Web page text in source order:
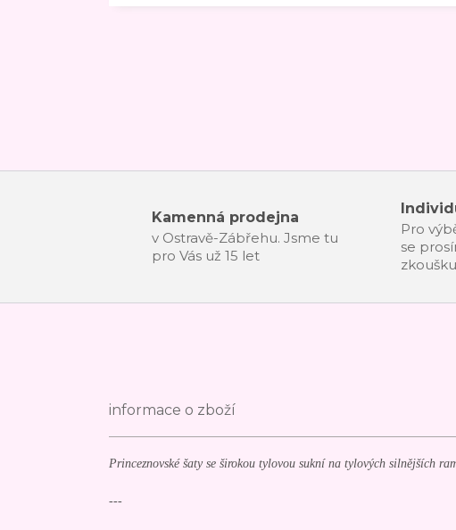
Kamenná prodejna
v Ostravě-Zábřehu. Jsme tu
pro Vás už 15 let
Pro
se
zkoušku
informace o zboží
Princeznovské šaty se širokou tylovou sukní na tylových silnějších
---